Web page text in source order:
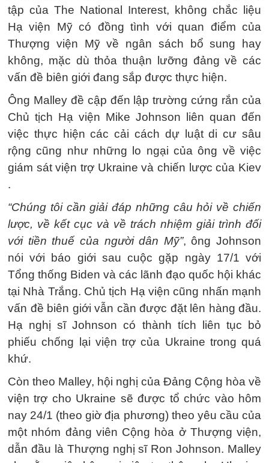
tập của The National Interest, không chắc liệu
Hạ viện Mỹ có đồng tình với quan điểm của
Thượng viện Mỹ về ngân sách bổ sung hay
không, mặc dù thỏa thuận lưỡng đảng về các
vấn đề biên giới đang sắp được thực hiện.
Ông Malley đề cập đến lập trường cứng rắn của
Chủ tịch Hạ viện Mike Johnson liên quan đến
việc thực hiện các cải cách dự luật di cư sâu
rộng cũng như những lo ngại của ông về việc
giám sát viện trợ Ukraine và chiến lược của Kiev
.
“Chúng tôi cần giải đáp những câu hỏi về chiến
lược, về kết cục và về trách nhiệm giải trình đối
với tiền thuế của người dân Mỹ”, ông Johnson
nói với báo giới sau cuộc gặp ngày 17/1 với
Tổng thống Biden và các lãnh đạo quốc hội khác
tại Nhà Trắng. Chủ tịch Hạ viện cũng nhấn mạnh
vấn đề biên giới vẫn cần được đặt lên hàng đầu.
Hạ nghị sĩ Johnson có thành tích liên tục bỏ
phiếu chống lại viện trợ của Ukraine trong quá
khứ.
Còn theo Malley, hội nghị của Đảng Cộng hòa về
viện trợ cho Ukraine sẽ được tổ chức vào hôm
nay 24/1 (theo giờ địa phương) theo yêu cầu của
một nhóm đảng viên Cộng hòa ở Thượng viện,
dẫn đầu là Thượng nghị sĩ Ron Johnson. Malley